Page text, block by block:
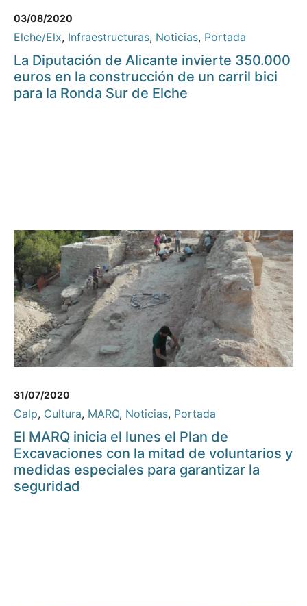
03/08/2020
Elche/Elx, Infraestructuras, Noticias, Portada
La Diputación de Alicante invierte 350.000
euros en la construcción de un carril bici
para la Ronda Sur de Elche
31/07/2020
Calp, Cultura, MARQ, Noticias, Portada
El MARQ inicia el lunes el Plan de
Excavaciones con la mitad de voluntarios y
medidas especiales para garantizar la
seguridad